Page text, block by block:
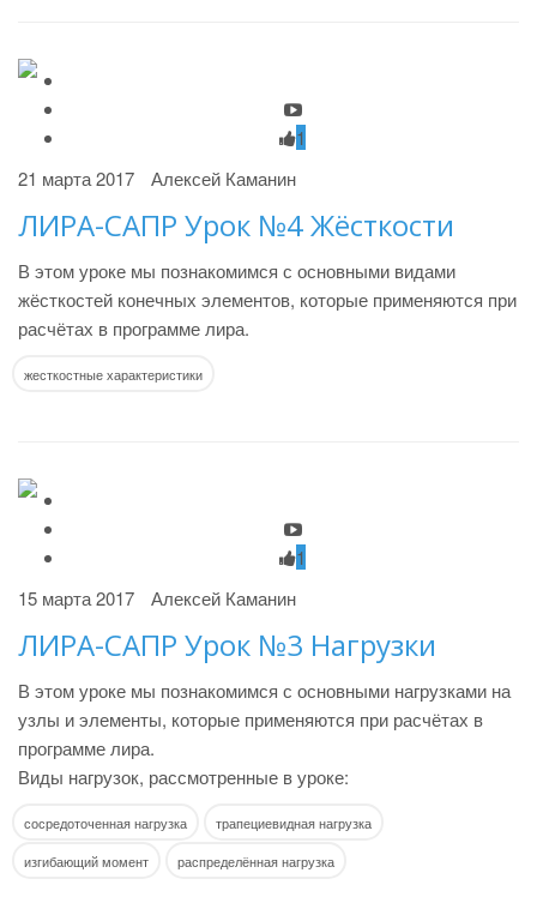
1
21 марта 2017
Алексей Каманин
ЛИРА-САПР Урок №4 Жёсткости
В этом уроке мы познакомимся с основными видами
жёсткостей конечных элементов, которые применяются при
расчётах в программе лира.
жесткостные характеристики
1
15 марта 2017
Алексей Каманин
ЛИРА-САПР Урок №3 Нагрузки
В этом уроке мы познакомимся с основными нагрузками на
узлы и элементы, которые применяются при расчётах в
программе лира.
Виды нагрузок, рассмотренные в уроке:
сосредоточенная нагрузка
трапециевидная нагрузка
изгибающий момент
распределённая нагрузка